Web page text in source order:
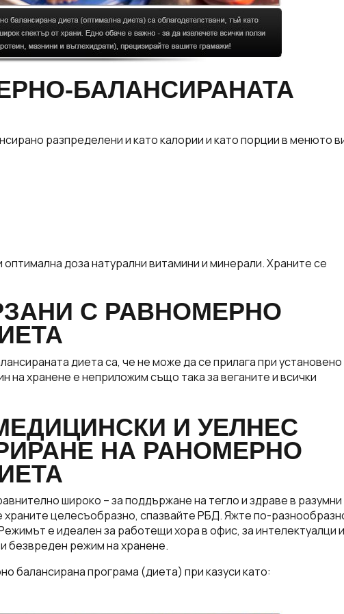
БАЛАНСИРАНАТА
разпределени и като калории и като порции в менюто
доза натурални витамини и минерали. Храните се
С РАВНОМЕРНО
диета са, че не може да се прилага при установено
на хранене е неприложим също така за веганите и всички
И УЕЛНЕС
НА РАНОМЕРНО
широко – за поддържане на тегло и здраве в разумни
храните целесъобразно, спазвайте РБД. Яжте по-
е идеален за работещи хора в офис, за интелектуалци и
безвреден режим на хранене.
балансирана програма (диета) при казуси като: